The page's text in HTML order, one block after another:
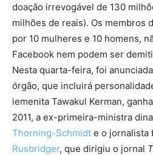
doação irrevogável de 130
milhões de reais). Os membros
por 10 mulheres e 10 homens,
Facebook nem podem ser
Nesta quarta-feira, foi
órgão, que incluirá
iemenita Tawakul Kerman,
2011, a ex-primeira-ministra
Thorning-Schmidt e o jornalista
Rusbridger, que dirigiu o jornal